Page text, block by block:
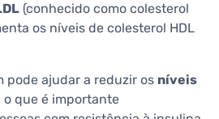
(conhecido como colesterol
os níveis de colesterol HDL
pode ajudar a reduzir os níveis
o que é importante